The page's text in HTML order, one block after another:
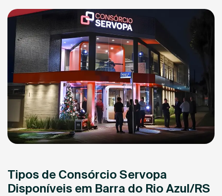
Tipos de Consórcio Servopa
Disponíveis em Barra do Rio Azul/RS